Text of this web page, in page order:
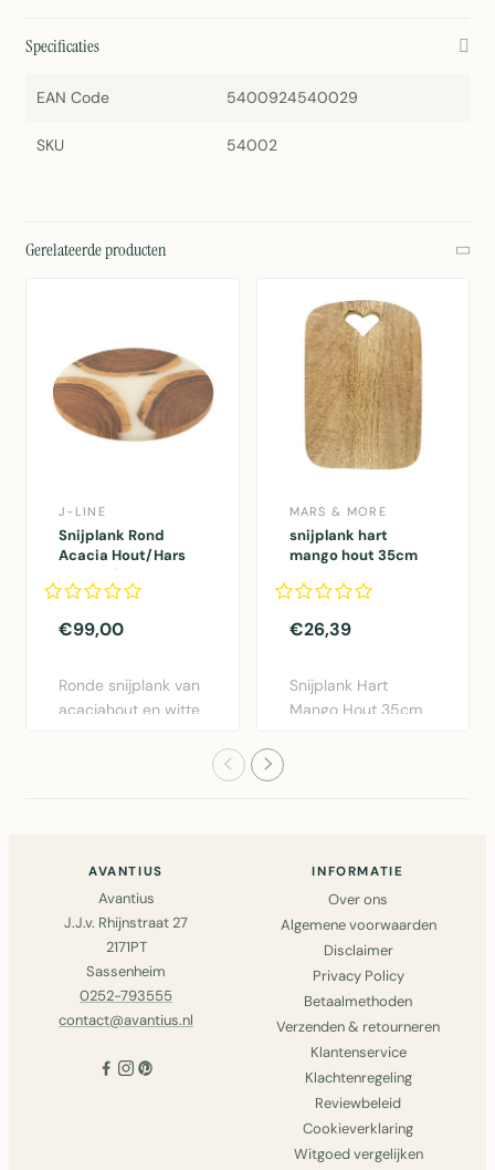
Specificaties
EAN Code 5400924540029
SKU 54002
Gerelateerde producten
J-LINE
Snijplank Rond
Acacia Hout/Hars
Naturel/Wit
€99,00
Ronde snijplank van
acaciahout en witte
MARS & MORE
snijplank hart
mango hout 35cm
€26,39
Snijplank Hart
Mango Hout 35cm
AVANTIUS
Avantius
J.J.v. Rhijnstraat 27
2171PT
Sassenheim
0252-793555
contact@avantius.nl
INFORMATIE
Over ons
Algemene voorwaarden
Disclaimer
Privacy Policy
Betaalmethoden
Verzenden & retourneren
Klantenservice
Klachtenregeling
Reviewbeleid
Cookieverklaring
Witgoed vergelijken